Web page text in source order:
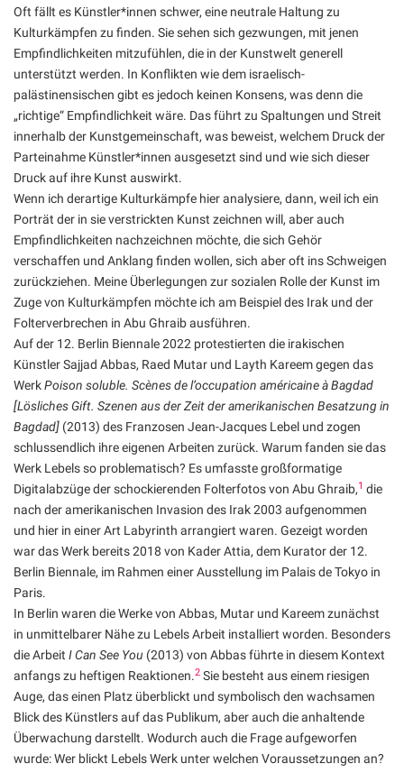
Oft fällt es Künstler*innen schwer, eine neutrale Haltung zu
Kulturkämpfen zu finden. Sie sehen sich gezwungen, mit jenen
Empfindlichkeiten mitzufühlen, die in der Kunstwelt generell
unterstützt werden. In Konflikten wie dem israelisch-
palästinensischen gibt es jedoch keinen Konsens, was denn die
„richtige“ Empfindlichkeit wäre. Das führt zu Spaltungen und Streit
innerhalb der Kunstgemeinschaft, was beweist, welchem Druck der
Parteinahme Künstler*innen ausgesetzt sind und wie sich dieser
Druck auf ihre Kunst auswirkt.
Wenn ich derartige Kulturkämpfe hier analysiere, dann, weil ich ein
Porträt der in sie verstrickten Kunst zeichnen will, aber auch
Empfindlichkeiten nachzeichnen möchte, die sich Gehör
verschaffen und Anklang finden wollen, sich aber oft ins Schweigen
zurückziehen. Meine Überlegungen zur sozialen Rolle der Kunst im
Zuge von Kulturkämpfen möchte ich am Beispiel des Irak und der
Folterverbrechen in Abu Ghraib ausführen.
Auf der 12. Berlin Biennale 2022 protestierten die irakischen
Künstler Sajjad Abbas, Raed Mutar und Layth Kareem gegen das
WerkPoison soluble. Scènes de l’occupation américaine à Bagdad
[Lösliches Gift. Szenen aus der Zeit der amerikanischen Besatzung in
Bagdad] (2013) des Franzosen Jean-Jacques Lebel und zogen
schlussendlich ihre eigenen Arbeiten zurück. Warum fanden sie das
Werk Lebels so problematisch? Es umfasste großformatige
Digitalabzüge der schockierenden Folterfotos von Abu Ghraib,1 die
nach der amerikanischen Invasion des Irak 2003 aufgenommen
und hier in einer Art Labyrinth arrangiert waren. Gezeigt worden
war das Werk bereits 2018 von Kader Attia, dem Kurator der 12.
Berlin Biennale, im Rahmen einer Ausstellung im Palais de Tokyo in
Paris.
In Berlin waren die Werke von Abbas, Mutar und Kareem zunächst
in unmittelbarer Nähe zu Lebels Arbeit installiert worden. Besonders
die Arbeit I Can See You (2013) von Abbas führte in diesem Kontext
anfangs zu heftigen Reaktionen.2 Sie besteht aus einem riesigen
Auge, das einen Platz überblickt und symbolisch den wachsamen
Blick des Künstlers auf das Publikum, aber auch die anhaltende
Überwachung darstellt. Wodurch auch die Frage aufgeworfen
wurde: Wer blickt Lebels Werk unter welchen Voraussetzungen an?